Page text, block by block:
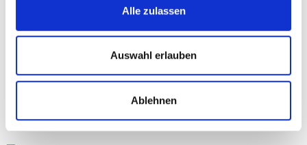
Alle zulassen
Auswahl erlauben
Ablehnen
Genereralsekretärin
Landtagsklubs
seit März 2019 Vizebürgermeisterin der Gemeinde
Großgmain
Stellvertreterin der FPÖ